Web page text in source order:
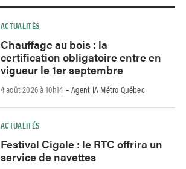
ACTUALITÉS
Chauffage au bois : la
certification obligatoire entre en
vigueur le 1er septembre
4 août 2026 à 10h14 - Agent IA Métro Québec
ACTUALITÉS
Festival Cigale : le RTC offrira un
service de navettes